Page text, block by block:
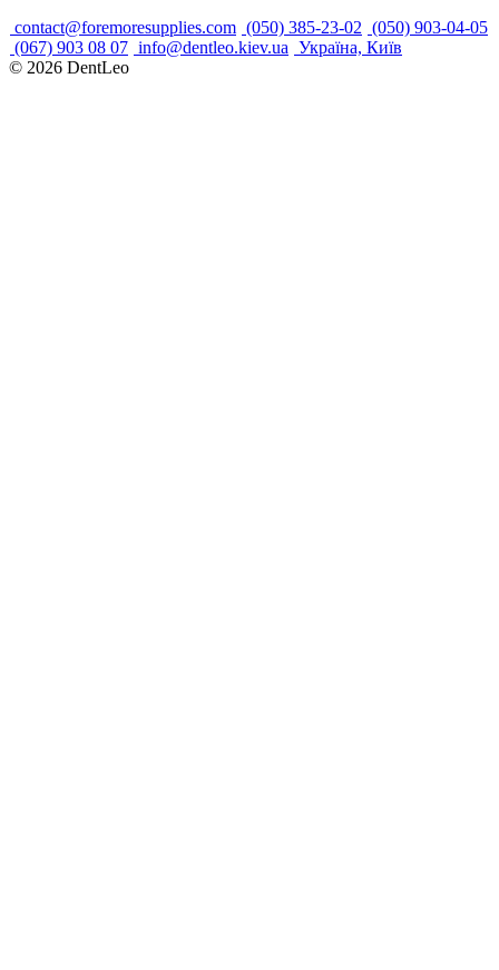
contact@foremoresupplies.com (050) 385-23-02 (050) 903-04-05
(067) 903 08 07 info@dentleo.kiev.ua Україна, Київ
© 2026 DentLeo